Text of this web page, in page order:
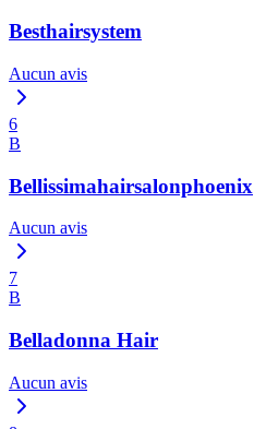
Besthairsystem
Aucun avis
6
B
Bellissimahairsalonphoenix
Aucun avis
7
B
Belladonna Hair
Aucun avis